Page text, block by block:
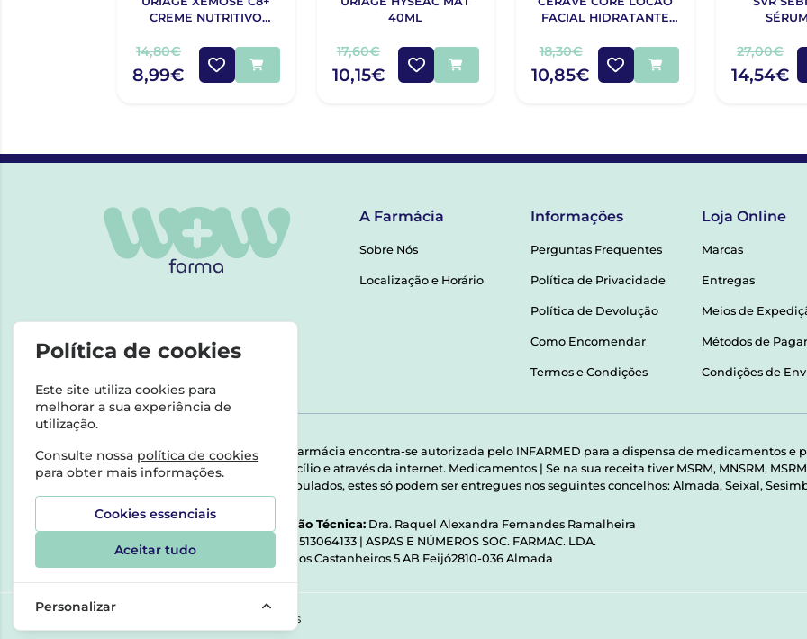
CREME NUTRITIVO
40ML
14,80€
8,99€
40ML
17,60€
10,15€
FACIAL HIDRATANTE
18,30€
10,85€
27,00€
14,54€
A Farmácia
Sobre Nós
Localização e Horário
Informações
Perguntas Frequentes
Política de Privacidade
Política de Devolução
Como Encomendar
Termos e Condições
Loja Online
Marcas
Entregas
Meios de
Métodos de
Condições de
Esta farmácia encontra-se autorizada pelo INFARMED para a dispensa de medicamentos e
domicílio e através da internet. Medicamentos | Se na sua receita tiver MSRM, MNSRM,
Manipulados, estes só podem ser entregues nos seguintes concelhos: Almada, Seixal,
Direção Técnica: Dra. Raquel Alexandra Fernandes Ramalheira
513064133 | ASPAS E NÚMEROS SOC. FARMAC. LDA.
Rua dos Castanheiros 5 AB Feijó2810-036 Almada
©2026 Todos os direitos reservados
Política de cookies
Este site utiliza cookies para
melhorar a sua experiência de
utilização.
Consulte nossa política de cookies
para obter mais informações.
Cookies essenciais
Aceitar tudo
Personalizar